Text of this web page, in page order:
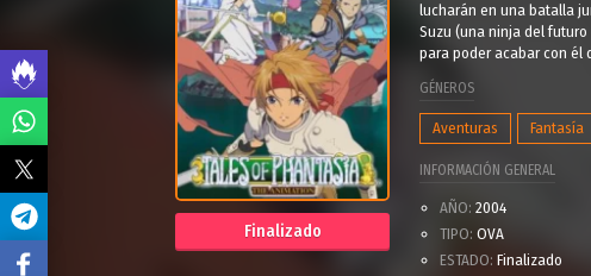
Finalizado
lucharán en una batalla
Suzu (una ninja del
para poder acabar con él
GÉNEROS
Aventuras Fantasía
INFORMACIÓN GENERAL
AÑO: 2004
TIPO: OVA
ESTADO: Finalizado